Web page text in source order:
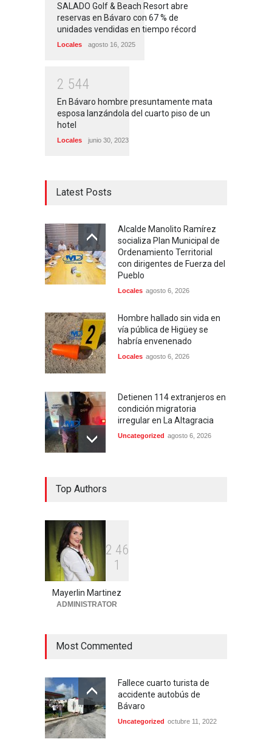
SALADO Golf & Beach Resort abre
reservas en Bávaro con 67 % de
unidades vendidas en tiempo récord
Locales agosto 16, 2025
2 544
En Bávaro hombre presuntamente mata
esposa lanzándola del cuarto piso de un
hotel
Locales junio 30, 2023
Latest Posts
Alcalde Manolito Ramírez
socializa Plan Municipal de
Ordenamiento Territorial
con dirigentes de Fuerza del
Pueblo
Locales agosto 6, 2026
Hombre hallado sin vida en
vía pública de Higüey se
habría envenenado
Locales agosto 6, 2026
Detienen 114 extranjeros en
condición migratoria
irregular en La Altagracia
Uncategorized agosto 6, 2026
Top Authors
2 46
1
Mayerlin Martinez
ADMINISTRATOR
Most Commented
Fallece cuarto turista de
accidente autobús de
Bávaro
Uncategorized octubre 11, 2022